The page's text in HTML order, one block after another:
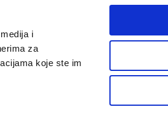
i
za
koje ste im